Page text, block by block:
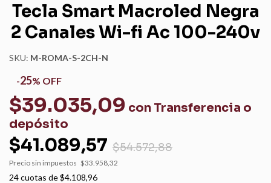
Tecla Smart Macroled Negra
2 Canales Wi-fi Ac 100-240v
SKU: M-ROMA-S-2CH-N
-25% OFF
$39.035,09 con Transferencia o
depósito
$41.089,57 $54.572,88
Precio sin impuestos $33.958,32
24cuotas de$4.108,96